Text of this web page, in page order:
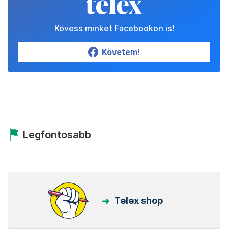
Kövess minket Facebookon is!
Követem!
Legfontosabb
Telex shop